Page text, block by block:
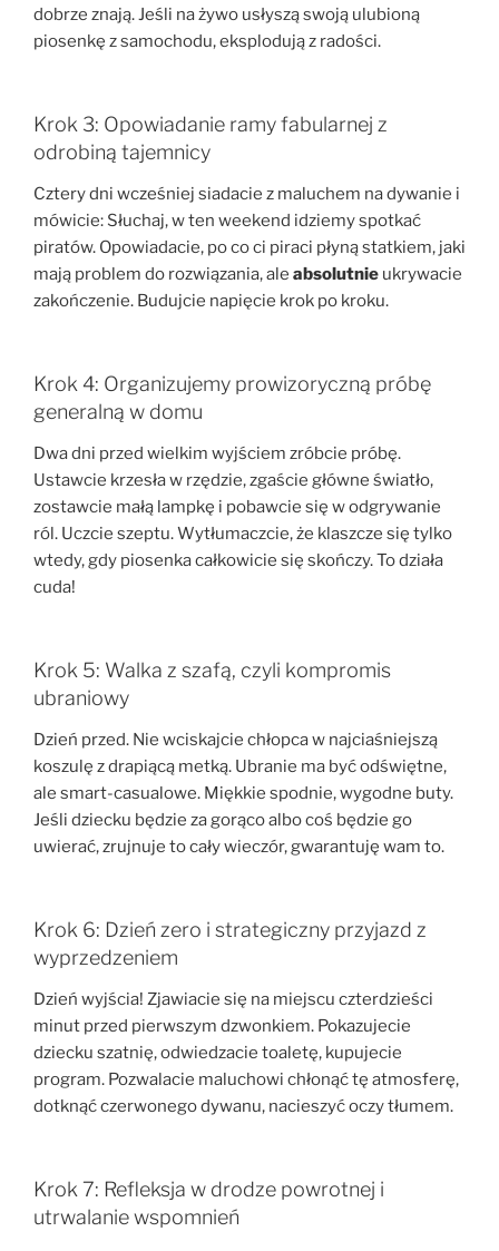
dobrze znają. Jeśli na żywo usłyszą swoją ulubioną
piosenkę z samochodu, eksplodują z radości.
Krok 3: Opowiadanie ramy fabularnej z
odrobiną tajemnicy
Cztery dni wcześniej siadacie z maluchem na dywanie i
mówicie: Słuchaj, w ten weekend idziemy spotkać
piratów. Opowiadacie, po co ci piraci płyną statkiem, jaki
mają problem do rozwiązania, ale absolutnie ukrywacie
zakończenie. Budujcie napięcie krok po kroku.
Krok 4: Organizujemy prowizoryczną próbę
generalną w domu
Dwa dni przed wielkim wyjściem zróbcie próbę.
Ustawcie krzesła w rzędzie, zgaście główne światło,
zostawcie małą lampkę i pobawcie się w odgrywanie
ról. Uczcie szeptu. Wytłumaczcie, że klaszcze się tylko
wtedy, gdy piosenka całkowicie się skończy. To działa
cuda!
Krok 5: Walka z szafą, czyli kompromis
ubraniowy
Dzień przed. Nie wciskajcie chłopca w najciaśniejszą
koszulę z drapiącą metką. Ubranie ma być odświętne,
ale smart-casualowe. Miękkie spodnie, wygodne buty.
Jeśli dziecku będzie za gorąco albo coś będzie go
uwierać, zrujnuje to cały wieczór, gwarantuję wam to.
Krok 6: Dzień zero i strategiczny przyjazd z
wyprzedzeniem
Dzień wyjścia! Zjawiacie się na miejscu czterdzieści
minut przed pierwszym dzwonkiem. Pokazujecie
dziecku szatnię, odwiedzacie toaletę, kupujecie
program. Pozwalacie maluchowi chłonąć tę atmosferę,
dotknąć czerwonego dywanu, nacieszyć oczy tłumem.
Krok 7: Refleksja w drodze powrotnej i
utrwalanie wspomnień